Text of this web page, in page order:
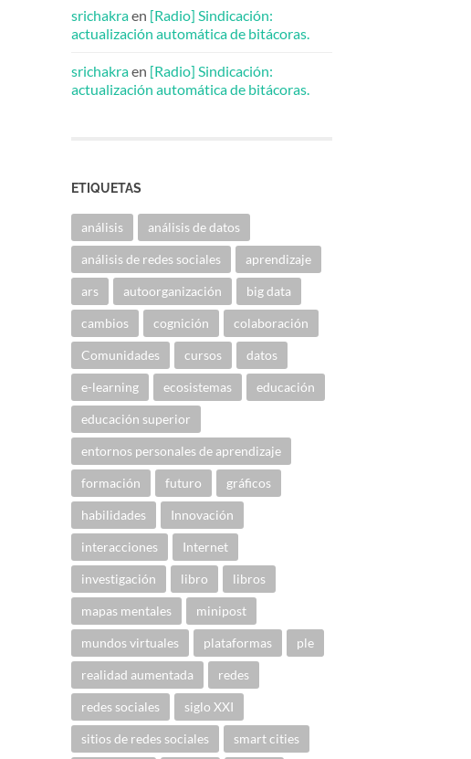
srichakraen [Radio] Sindicación:
actualización automática de bitácoras.
srichakraen [Radio] Sindicación:
actualización automática de bitácoras.
ETIQUETAS
análisis análisis de datos
análisis de redes sociales aprendizaje
ars autoorganización big data
cambios cognición colaboración
Comunidades cursos datos
e-learning ecosistemas educación
educación superior
entornos personales de aprendizaje
formación futuro gráficos
habilidades Innovación
interacciones Internet
investigación libro libros
mapas mentales minipost
mundos virtuales plataformas ple
realidad aumentada redes
redes sociales siglo XXI
sitios de redes sociales smart cities